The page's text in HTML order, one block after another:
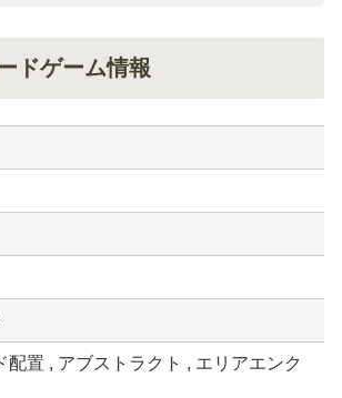
ドゲーム情報
配置 , アブストラクト , エリアエンク